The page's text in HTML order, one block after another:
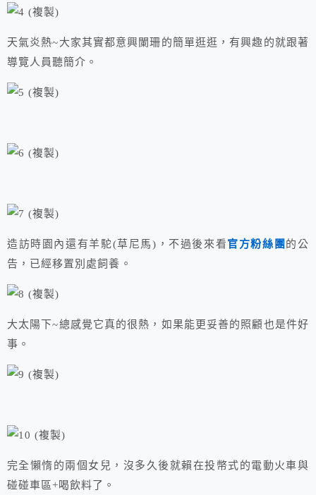
天氣炎熱~大家其實都意興闌珊的簡單逛逛，有興趣的就跟著
導覽人員聽簡介。
造訪時園內還有羊駝(草尼馬)，不過後來看官方粉絲團 的公
告，已經移置別處飼養。
大太陽下~總感覺它真的很熱，如果能更妥善的照顧也是件好
事。
完全懶惰的兩個女兒，沒多久後就賴在投幣式的電動火車與
碰碰車區+喝飲料了。